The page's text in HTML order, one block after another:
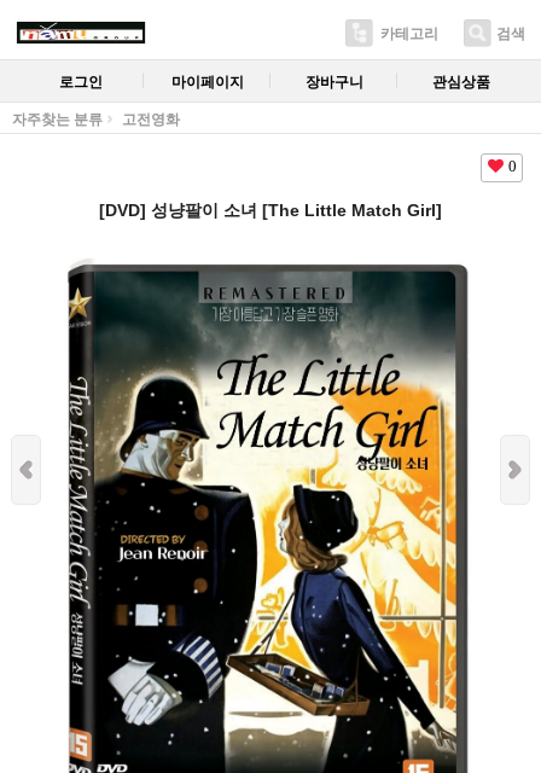
카테고리 검색
로그인 마이페이지 장바구니 관심상품
자주찾는 분류 고전영화
0
[DVD] 성냥팔이 소녀 [The Little Match Girl]